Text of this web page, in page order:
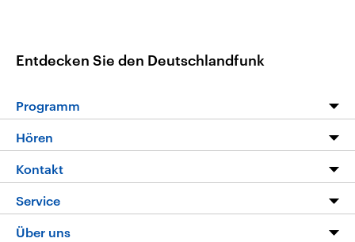
Entdecken Sie den Deutschlandfunk
Programm
Programm
Die Nachrichten
Nachrichtenleicht
Neue Beiträge auf dlf.de
Hören
Livestream
Podcasts
Kontakt
Hörerservice
Service
FAQ
Über uns